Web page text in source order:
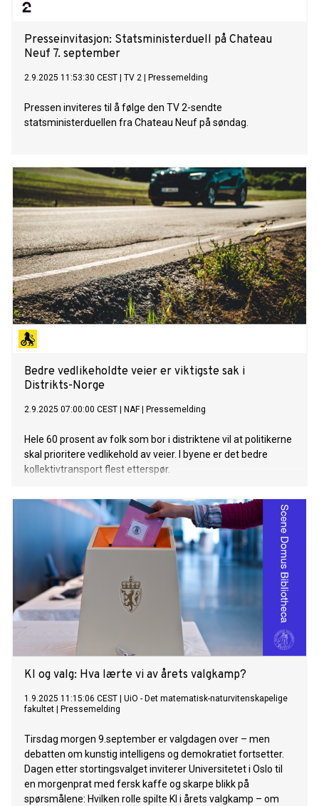
Presseinvitasjon: Statsministerduell på Chateau
Neuf 7. september
2.9.2025 11:53:30 CEST TV 2 Pressemelding
Pressen inviteres til å følge den TV 2-sendte
statsministerduellen fra Chateau Neuf på søndag.
Bedre vedlikeholdte veier er viktigste sak i
Distrikts-Norge
2.9.2025 07:00:00 CEST NAF| Pressemelding
Hele 60 prosent av folk som bor i distriktene vil at politikerne
skal prioritere vedlikehold av veier. I byene er det bedre
kollektivtransport flest etterspør.
KI og valg: Hva lærte vi av årets valgkamp?
1.9.2025 11:15:06 CEST
UiO - Det matematisk-naturvitenskapelige
fakultet
Pressemelding
Tirsdag morgen 9.september er valgdagen over – men
debatten om kunstig intelligens og demokratiet fortsetter.
Dagen etter stortingsvalget inviterer Universitetet i Oslo til
en morgenprat med fersk kaffe og skarpe blikk på
spørsmålene: Hvilken rolle spilte KI i årets valgkamp – om